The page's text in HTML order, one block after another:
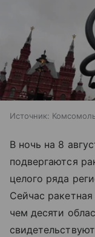
Источник:
В ночь на 8
подвергаются
целого ряда
Сейчас
чем десяти